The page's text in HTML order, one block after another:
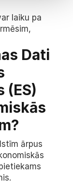
laiku pa
Dati
(ES)
ārpus